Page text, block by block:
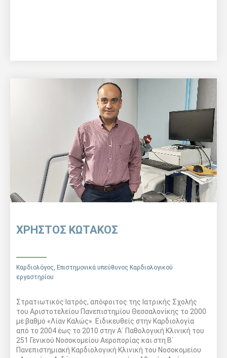
ΧΡΗΣΤΟΣ ΚΩΤΑΚΟΣ
Καρδιολόγος, Επιστημονικά υπεύθυνος Καρδιολογικού
εργαστηρίου
Στρατιωτικός Ιατρός, απόφοιτος της Ιατρικής Σχολής
του Αριστοτελείου Πανεπιστημίου Θεσσαλονίκης το 2000
με βαθμό «Λίαν Καλώς». Eιδικευθείς στην Καρδιολογία
από το 2004 έως το 2010 στην Α΄ Παθολογική Κλινική του
251 Γενικού Νοσοκομείου Αεροπορίας και στη Β΄
Πανεπιστημιακή Καρδιολογική Κλινική του Νοσοκομείου